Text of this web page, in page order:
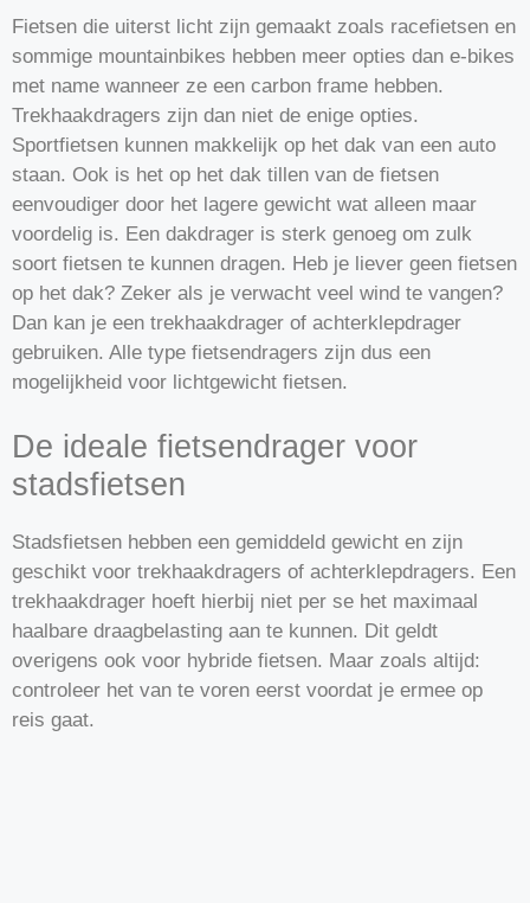
Fietsen die uiterst licht zijn gemaakt zoals racefietsen en
sommige mountainbikes hebben meer opties dan e-bikes
met name wanneer ze een carbon frame hebben.
Trekhaakdragers zijn dan niet de enige opties.
Sportfietsen kunnen makkelijk op het dak van een auto
staan. Ook is het op het dak tillen van de fietsen
eenvoudiger door het lagere gewicht wat alleen maar
voordelig is. Een dakdrager is sterk genoeg om zulk
soort fietsen te kunnen dragen. Heb je liever geen fietsen
op het dak? Zeker als je verwacht veel wind te vangen?
Dan kan je een trekhaakdrager of achterklepdrager
gebruiken. Alle type fietsendragers zijn dus een
mogelijkheid voor lichtgewicht fietsen.
De ideale fietsendrager voor
stadsfietsen
Stadsfietsen hebben een gemiddeld gewicht en zijn
geschikt voor trekhaakdragers of achterklepdragers. Een
trekhaakdrager hoeft hierbij niet per se het maximaal
haalbare draagbelasting aan te kunnen. Dit geldt
overigens ook voor hybride fietsen. Maar zoals altijd:
controleer het van te voren eerst voordat je ermee op
reis gaat.